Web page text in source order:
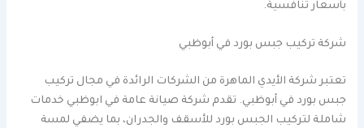
بأسعار تنافسية.
شركة تركيب جبس بورد في أبوظبي
تعتبر شركة الأيدي الماهرة من الشركات الرائدة في مجال تركيب
جبس بورد في أبوظبي. تقدم شركة صيانة عامة في ابوظبي خدمات
شاملة لتركيب الجبس بورد للأسقف والجدران، بما يضفي لمسة